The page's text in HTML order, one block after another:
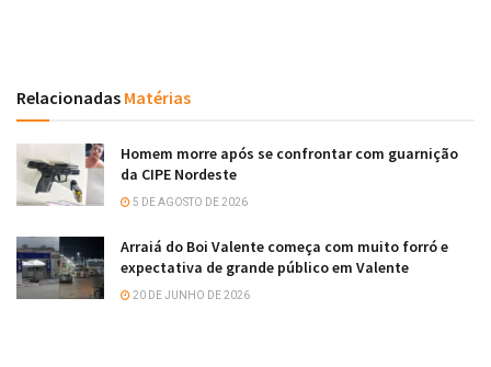
Relacionadas Matérias
Homem morre após se confrontar com guarnição
da CIPE Nordeste
5 DE AGOSTO DE 2026
Arraiá do Boi Valente começa com muito forró e
expectativa de grande público em Valente
20 DE JUNHO DE 2026